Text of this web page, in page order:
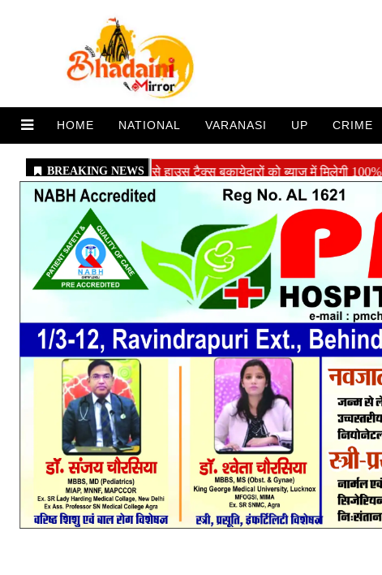
HOME NATIONAL VARANASI UP CRIME